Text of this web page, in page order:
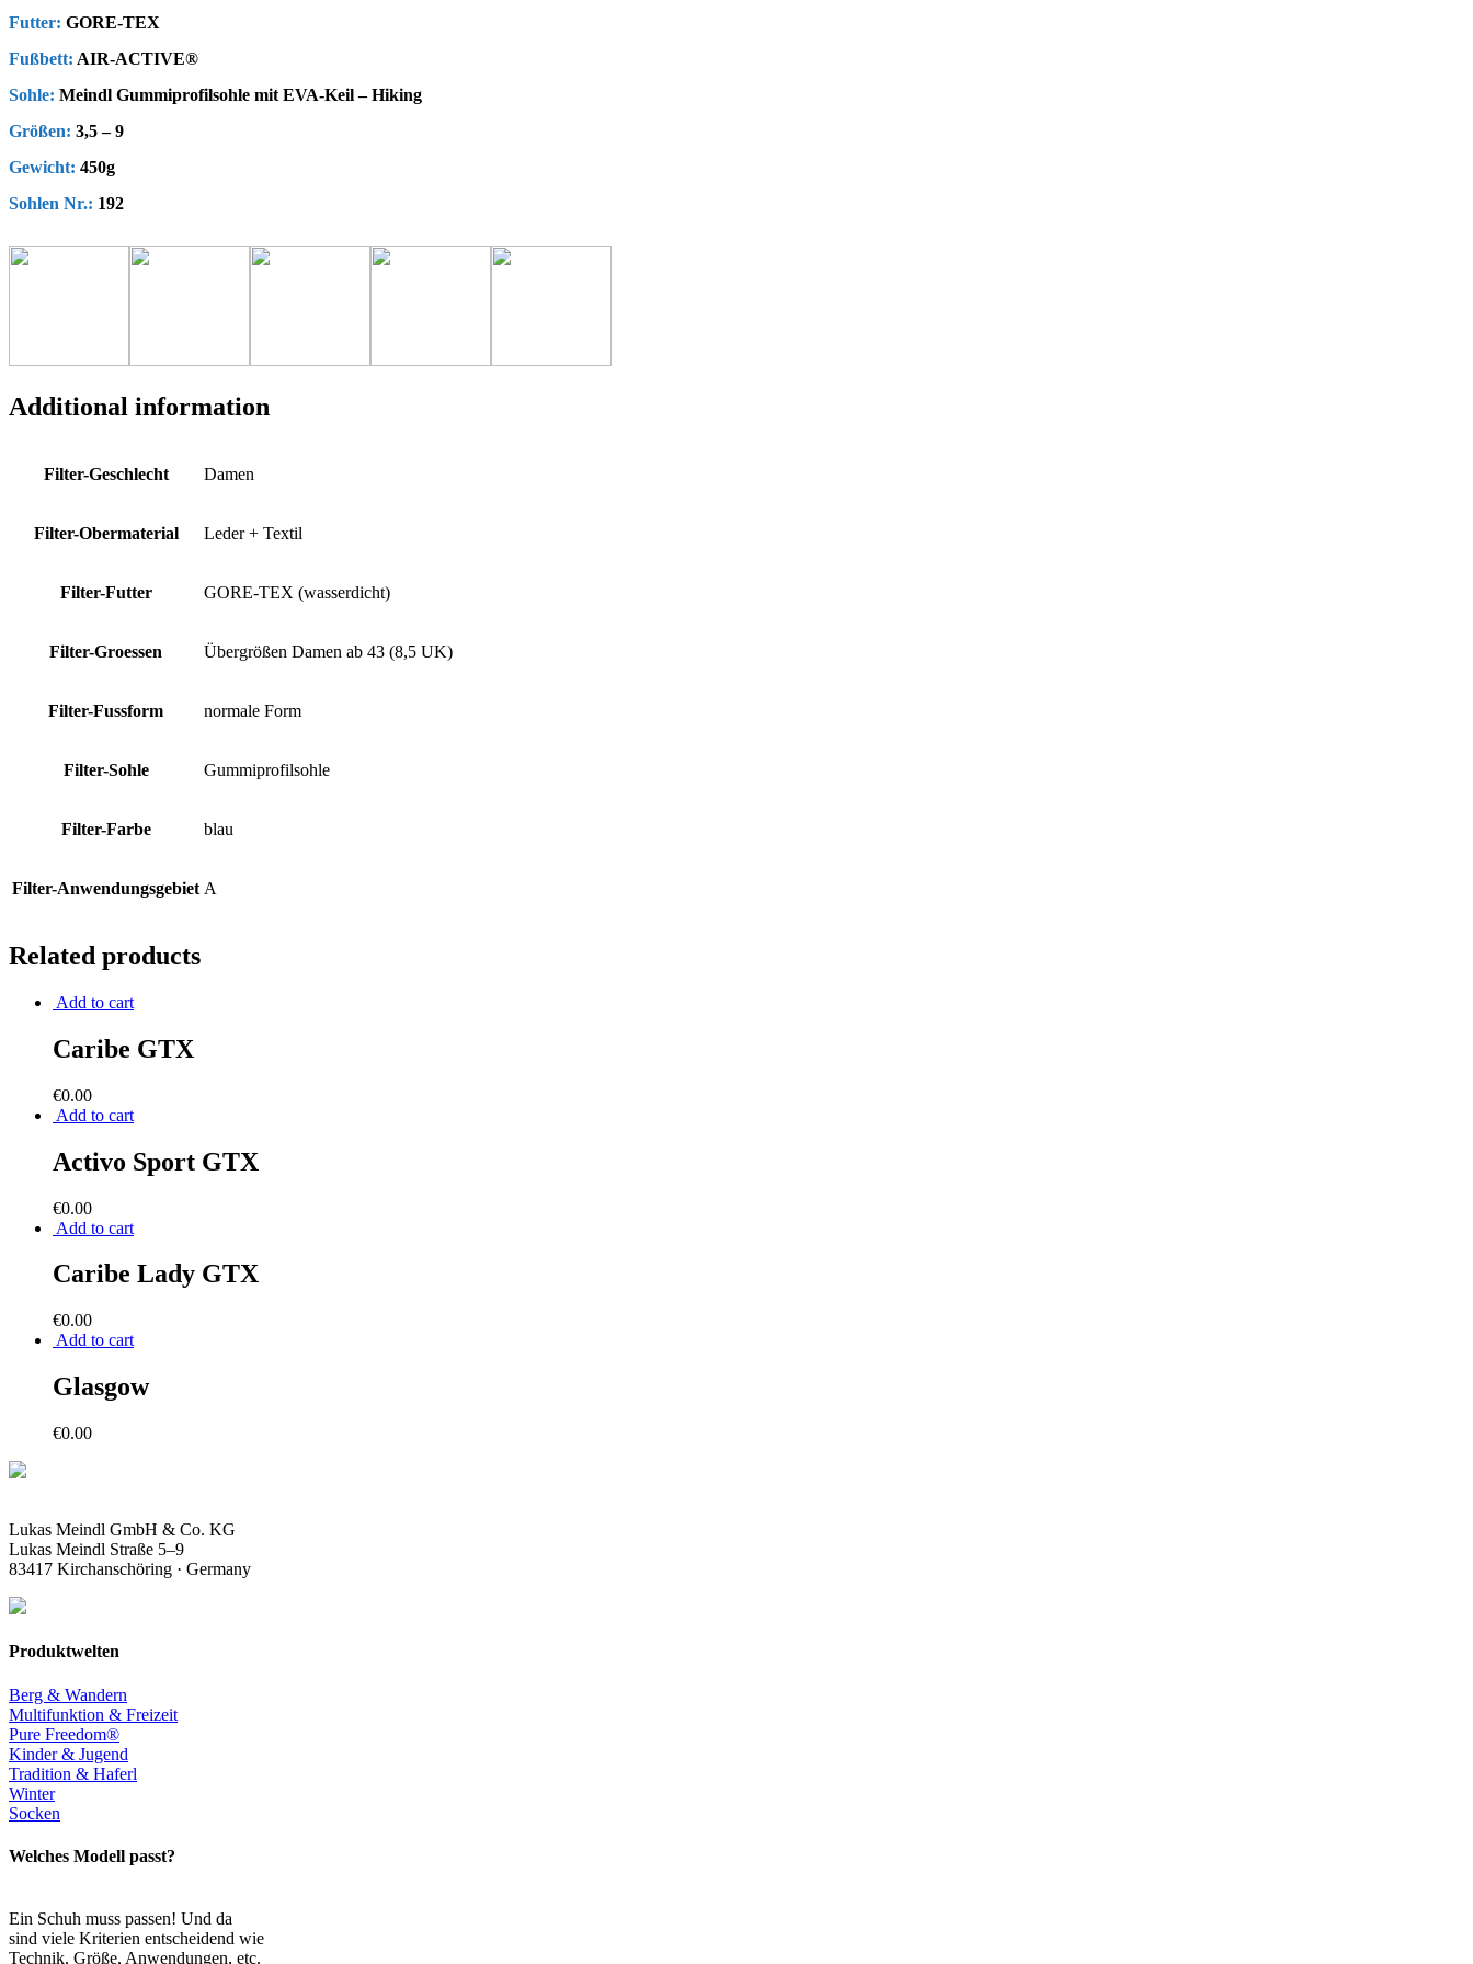
Futter: GORE-TEX
Fußbett: AIR-ACTIVE®
Sohle: Meindl Gummiprofilsohle mit EVA-Keil – Hiking
Größen: 3,5 – 9
Gewicht: 450g
Sohlen Nr.: 192
Additional information
Filter-Geschlecht Damen
Filter-Obermaterial Leder + Textil
Filter-Futter GORE-TEX (wasserdicht)
Filter-Groessen Übergrößen Damen ab 43 (8,5 UK)
Filter-Fussform normale Form
Filter-Sohle Gummiprofilsohle
Filter-Farbe blau
Filter-Anwendungsgebiet A
Related products
Add to cart
Caribe GTX
€0.00
Add to cart
Activo Sport GTX
€0.00
Add to cart
Caribe Lady GTX
€0.00
Add to cart
Glasgow
€0.00
Lukas Meindl GmbH & Co. KG
Lukas Meindl Straße 5–9
83417 Kirchanschöring · Germany
Produktwelten
Berg & Wandern
Multifunktion & Freizeit
Pure Freedom®
Kinder & Jugend
Tradition & Haferl
Winter
Socken
Welches Modell passt?
Ein Schuh muss passen! Und da
sind viele Kriterien entscheidend wie
Technik, Größe, Anwendungen, etc.